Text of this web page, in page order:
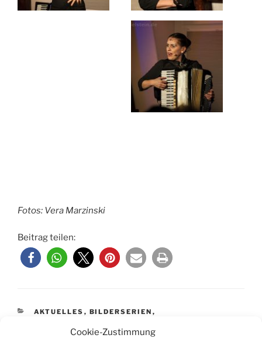
Cookie-Zustimmung
Fotos: Vera Marzinski
Beitrag teilen:
KATEGORIEN
AKTUELLES , BILDERSERIEN ,